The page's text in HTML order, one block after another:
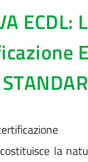
ECDL:
la